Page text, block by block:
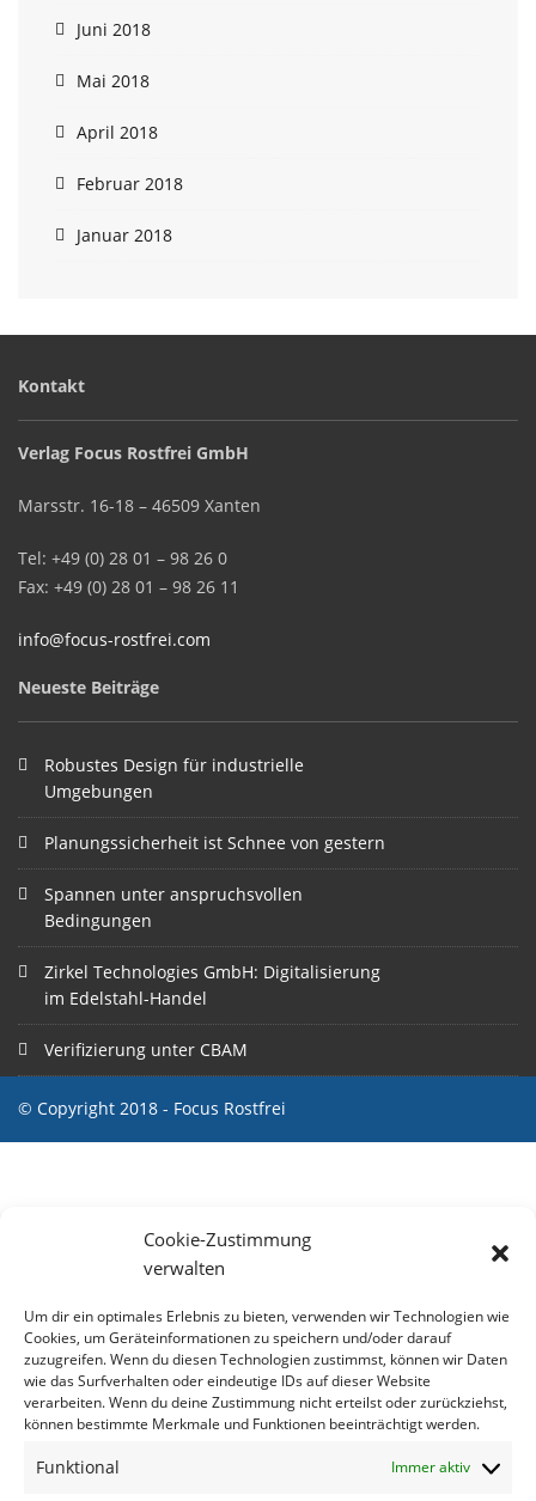
Cookie-Zustimmung
verwalten
Um dir ein optimales Erlebnis zu bieten, verwenden wir Technologien wie
Cookies, um Geräteinformationen zu speichern und/oder darauf
zuzugreifen. Wenn du diesen Technologien zustimmst, können wir Daten
wie das Surfverhalten oder eindeutige IDs auf dieser Website
verarbeiten. Wenn du deine Zustimmung nicht erteilst oder zurückziehst,
können bestimmte Merkmale und Funktionen beeinträchtigt werden.
Funktional Immer aktiv
Juni 2018
Mai 2018
April 2018
Februar 2018
Januar 2018
Kontakt
Verlag Focus Rostfrei GmbH
Marsstr. 16-18 – 46509 Xanten
Tel: +49 (0) 28 01 – 98 26 0
Fax: +49 (0) 28 01 – 98 26 11
info@focus-rostfrei.com
Neueste Beiträge
Robustes Design für industrielle
Umgebungen
Planungssicherheit ist Schnee von gestern
Spannen unter anspruchsvollen
Bedingungen
Zirkel Technologies GmbH: Digitalisierung
im Edelstahl-Handel
Verifizierung unter CBAM
© Copyright 2018 - Focus Rostfrei